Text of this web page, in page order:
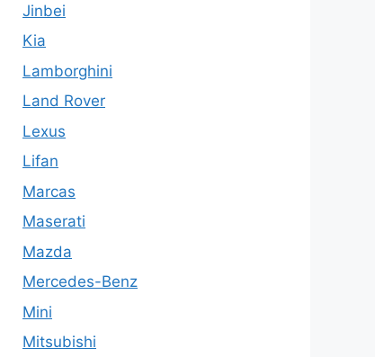
Jinbei
Kia
Lamborghini
Land Rover
Lexus
Lifan
Marcas
Maserati
Mazda
Mercedes-Benz
Mini
Mitsubishi